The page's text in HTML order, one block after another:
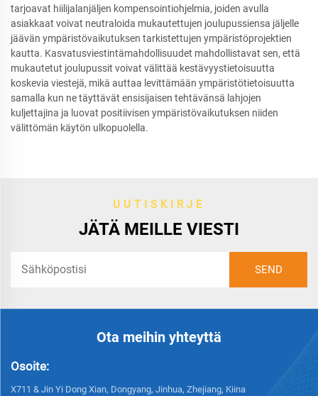
tarjoavat hiilijalanjäljen kompensointiohjelmia, joiden avulla
asiakkaat voivat neutraloida mukautettujen joulupussiensa jäljelle
jäävän ympäristövaikutuksen tarkistettujen ympäristöprojektien
kautta. Kasvatusviestintämahdollisuudet mahdollistavat sen, että
mukautetut joulupussit voivat välittää kestävyystietoisuutta
koskevia viestejä, mikä auttaa levittämään ympäristötietoisuutta
samalla kun ne täyttävät ensisijaisen tehtävänsä lahjojen
kuljettajina ja luovat positiivisen ympäristövaikutuksen niiden
välittömän käytön ulkopuolella.
UUTISKIRJE
JÄTÄ MEILLE VIESTI
Ota meihin yhteyttä
Osoite:
X711 & Jin Yi Dong Xian, Dongyang, Jinhua, Zhejiang, Kiina